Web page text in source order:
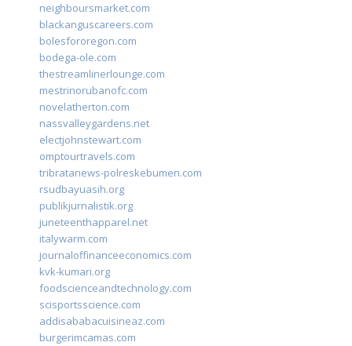
neighboursmarket.com
blackanguscareers.com
bolesfororegon.com
bodega-ole.com
thestreamlinerlounge.com
mestrinorubanofc.com
novelatherton.com
nassvalleygardens.net
electjohnstewart.com
omptourtravels.com
tribratanews-polreskebumen.com
rsudbayuasih.org
publikjurnalistik.org
juneteenthapparel.net
italywarm.com
journaloffinanceeconomics.com
kvk-kumari.org
foodscienceandtechnology.com
scisportsscience.com
addisababacuisineaz.com
burgerimcamas.com